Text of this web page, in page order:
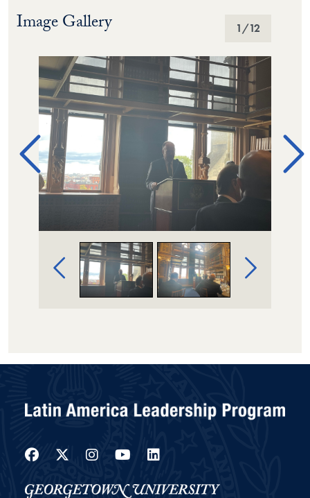
Image Gallery
Image Gallery 1/12
Facebook
Twitter
Instagram
YouTube
LinkedIn